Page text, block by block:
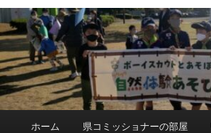
へ
移
動
移
動
ホーム 県コミッショナーの部屋